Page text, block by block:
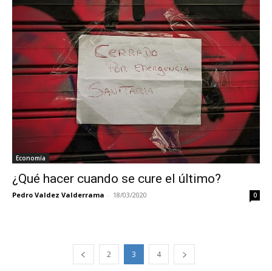
Economía
¿Qué hacer cuando se cure el último?
Pedro Valdez Valderrama - 18/03/2020 0
2 3 4